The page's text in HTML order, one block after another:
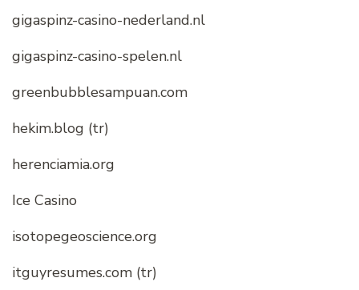
gigaspinz-casino-nederland.nl
gigaspinz-casino-spelen.nl
greenbubblesampuan.com
hekim.blog (tr)
herenciamia.org
Ice Casino
isotopegeoscience.org
itguyresumes.com (tr)